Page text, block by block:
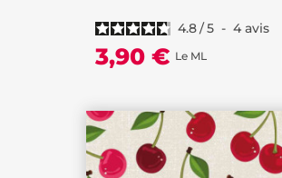
4.8/5 - 4 avis
3,90 € Le ML